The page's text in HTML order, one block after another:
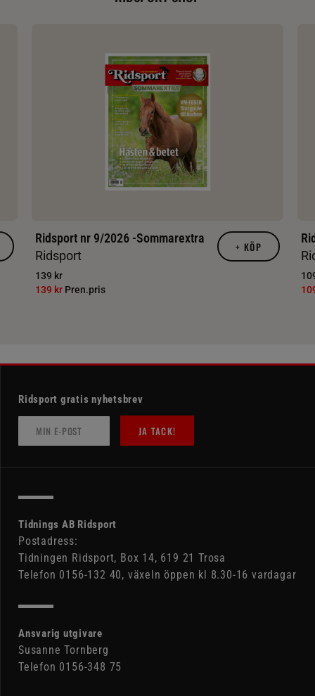
Ridsport nr 9/2026 -Sommarextra
Ridsport
139 kr
139 kr Pren.pris
+ KÖP
Ridsport gratis nyhetsbrev
JA TACK!
Tidnings AB Ridsport
Postadress:
Tidningen Ridsport, Box 14, 619 21 Trosa
Telefon 0156-132 40, växeln öppen kl 8.30-16 vardagar
Ansvarig utgivare
Susanne Tornberg
Telefon 0156-348 75